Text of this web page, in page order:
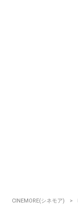
CINEMORE(シネモア)